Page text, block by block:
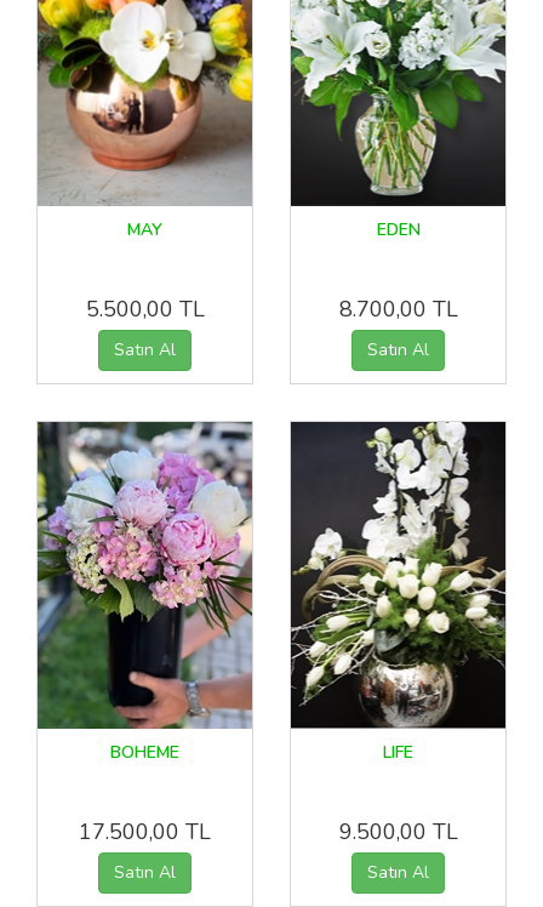
MAY
5.500,00 TL
EDEN
8.700,00 TL
BOHEME
17.500,00 TL
LIFE
9.500,00 TL